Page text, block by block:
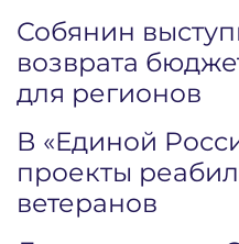
Собянин
возврата
для регионов
В «Единой
проекты
ветеранов